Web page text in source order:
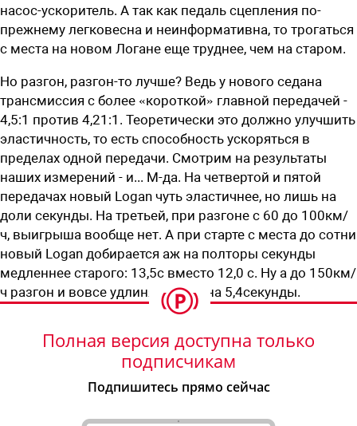
насос-ускоритель. А так как педаль сцепления по-
прежнему легковесна и неинформативна, то трогаться
с места на новом Логане еще труднее, чем на старом.
Но разгон, разгон-то лучше? Ведь у нового седана
трансмиссия с более «короткой» главной передачей -
4,5:1 против 4,21:1. Теоретически это должно улучшить
эластичность, то есть способность ускоряться в
пределах одной передачи. Смотрим на результаты
наших измерений - и... М-да. На четвертой и пятой
передачах новый Logan чуть эластичнее, но лишь на
доли секунды. На третьей, при разгоне с 60 до 100км/
ч, выигрыша вообще нет. А при старте с места до сотни
новый Logan добирается аж на полторы секунды
медленнее старого: 13,5с вместо 12,0 с. Ну а до 150км/
ч разгон и вовсе удлиняется аж на 5,4секунды.
Полная версия доступна только
подписчикам
Подпишитесь прямо сейчас